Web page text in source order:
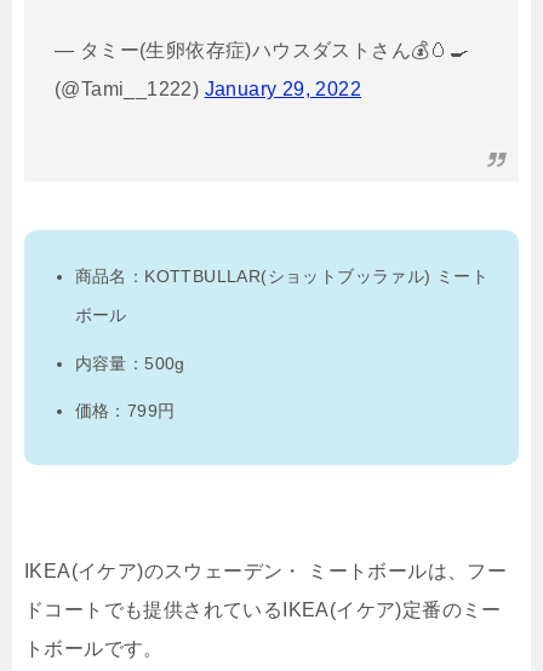
— タミー(生卵依存症)ハウスダストさん💰🥚🍳
(@Tami__1222) January 29, 2022
商品名：KOTTBULLAR(ショットブッラァル) ミート
ボール
内容量：500g
価格：799円
IKEA(イケア)のスウェーデン・ ミートボールは、フー
ドコートでも提供されているIKEA(イケア)定番のミー
トボールです。